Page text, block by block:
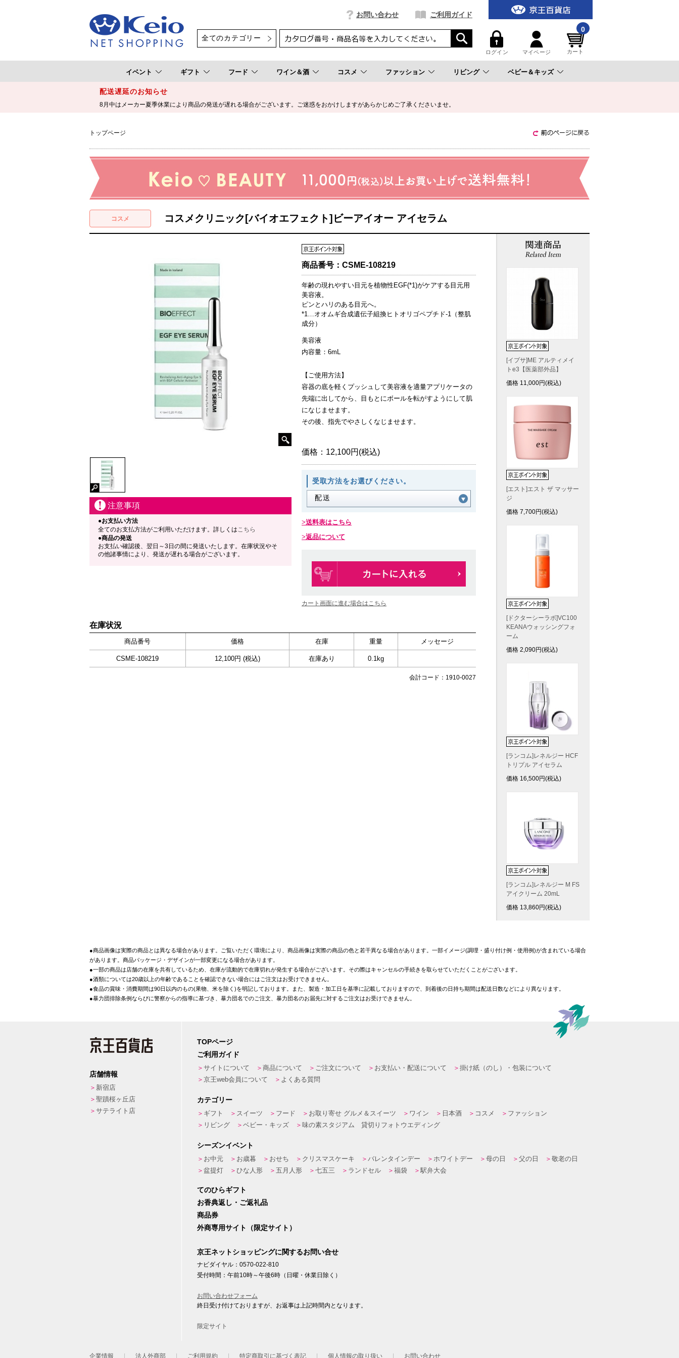
お問い合わせ ご利用ガイド
ログイン マイページ
0
カート
イベント ギフト フード ワイン＆酒 コスメ ファッション リビング ベビー＆キッズ
配送遅延のお知らせ
8月中はメーカー夏季休業により商品の発送が遅れる場合がございます。ご迷惑をおかけしますがあらかじめご了承くださいませ。
トップページ
コスメクリニック[バイオエフェクト]ビーアイオー アイセラム
注意事項
●お支払い方法
全てのお支払方法がご利用いただけます。詳しくはこちら
●商品の発送
お支払い確認後、翌日～3日の間に発送いたします。在庫状況やそ
の他諸事情により、発送が遅れる場合がございます。
商品番号： CSME-108219
年齢の現れやすい目元を植物性EGF(*1)がケアする目元用
美容液。
ピンとハリのある目元へ。
*1…オオムギ合成遺伝子組換ヒトオリゴペプチド-1（整肌
成分）
美容液
内容量：6mL
【ご使用方法】
容器の底を軽くプッシュして美容液を適量アプリケータの
先端に出してから、目もとにボールを転がすようにして肌
になじませます。
その後、指先でやさしくなじませます。
価格： 12,100円(税込)
受取方法をお選びください。
送料表はこちら
返品について
カート画面に進む場合はこちら
在庫状況
商品番号 価格 在庫 重量 メッセージ
CSME-108219 12,100円 (税込) 在庫あり 0.1kg
会計コード：1910-0027
[イプサ]ME アルティメイ
トe3【医薬部外品】
価格 11,000円(税込)
[エスト]エスト ザ マッサー
ジ
価格 7,700円(税込)
[ドクターシーラボ]VC100
KEANAウォッシングフォ
ーム
価格 2,090円(税込)
[ランコム]レネルジー HCF
トリプル アイセラム
価格 16,500円(税込)
[ランコム]レネルジー M FS
アイクリーム 20mL
価格 13,860円(税込)
●商品画像は実際の商品とは異なる場合があります。ご覧いただく環境により、商品画像は実際の商品の色と若干異なる場合があります。一部イメージ(調理・盛り付け例・使用例)が含まれている場合
があります。商品パッケージ・デザインが一部変更になる場合があります。
●一部の商品は店舗の在庫を共有しているため、在庫が流動的で在庫切れが発生する場合がございます。その際はキャンセルの手続きを取らせていただくことがございます。
●酒類については20歳以上の年齢であることを確認できない場合にはご注文はお受けできません。
●食品の賞味・消費期間は90日以内のもの(果物、米を除く)を明記しております。また、製造・加工日を基準に記載しておりますので、到着後の日持ち期間は配送日数などにより異なります。
●暴力団排除条例ならびに警察からの指導に基づき、暴力団名でのご注文、暴力団名のお届先に対するご注文はお受けできません。
店舗情報
新宿店
聖蹟桜ヶ丘店
サテライト店
TOPページ
ご利用ガイド
サイトについて 商品について ご注文について お支払い・配送について
掛け紙（のし）・包装について
京王web会員について
よくある質問
カテゴリー
ギフト スイーツ フード お取り寄せ グルメ＆スイーツ ワイン 日本酒 コスメ
ファッション
リビング
ベビー・キッズ 味の素スタジアム 貸切りフォトウエディング
シーズンイベント
お中元 お歳暮 おせち クリスマスケーキ バレンタインデー ホワイトデー 母の日 父の日
敬老の日
盆提灯
ひな人形 五月人形 七五三 ランドセル 福袋 駅弁大会
てのひらギフト
お香典返し・ご返礼品
商品券
外商専用サイト（限定サイト）
京王ネットショッピングに関するお問い合せ
ナビダイヤル：0570-022-810
受付時間：午前10時～午後6時（日曜・休業日除く）
お問い合わせフォーム
終日受け付けておりますが、お返事は上記時間内となります。
限定サイト
企業情報 法人外商部 ご利用規約 特定商取引に基づく表記 個人情報の取り扱い お問い合わせ